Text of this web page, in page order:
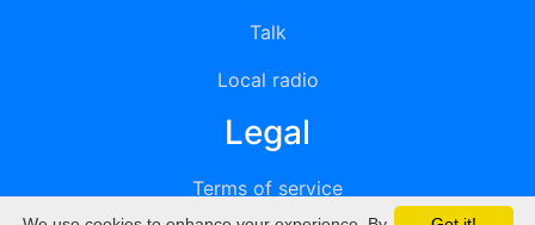
Talk
Local radio
Legal
Terms of service